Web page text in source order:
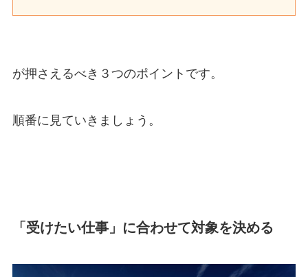
が押さえるべき３つのポイントです。
順番に見ていきましょう。
「受けたい仕事」に合わせて対象を決める